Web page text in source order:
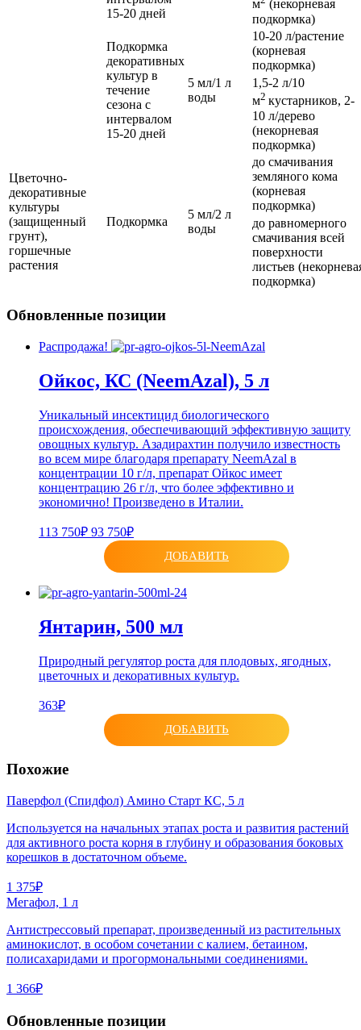
15-20 дней
м
(некорневая
подкормка)
Подкормка
декоративных
культур в
течение
сезона с
интервалом
15-20 дней
5 мл/1 л
воды
10-20 л/растение
(корневая
подкормка)
1,5-2 л/10
м2 кустарников, 2-
10 л/дерево
(некорневая
подкормка)
Цветочно-
декоративные
культуры
(защищенный
грунт),
горшечные
растения
Подкормка
5 мл/2 л
воды
до смачивания
земляного кома
(корневая
подкормка)
до равномерного
смачивания всей
поверхности
листьев
подкормка)
Обновленные позиции
Распродажа!
Ойкос, КС (NeemAzal), 5 л
Уникальный инсектицид биологического
происхождения, обеспечивающий эффективную защиту
овощных культур. Азадирахтин получило известность
во всем мире благодаря препарату NeemAzal в
концентрации 10 г/л, препарат Ойкос имеет
концентрацию 26 г/л, что более эффективно и
экономично! Произведено в Италии.
113 750₽ 93 750₽
ДОБАВИТЬ
Янтарин, 500 мл
Природный регулятор роста для плодовых, ягодных,
цветочных и декоративных культур.
363₽
ДОБАВИТЬ
Похожие
Паверфол (Спидфол) Амино Старт КС, 5 л
Используется на начальных этапах роста и развития растений
для активного роста корня в глубину и образования боковых
корешков в достаточном объеме.
1 375₽
Мегафол, 1 л
Антистрессовый препарат, произведенный из растительных
аминокислот, в особом сочетании с калием, бетаином,
полисахаридами и прогормональными соединениями.
1 366₽
Обновленные позиции